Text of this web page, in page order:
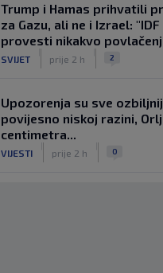
Trump i Hamas prihvatili
za Gazu, ali ne i Izrael: "IDF
provesti nikakvo
SVIJET prije 2 h 2
Upozorenja su sve
povijesno niskoj razini,
centimetra...
VIJESTI prije 2 h 0